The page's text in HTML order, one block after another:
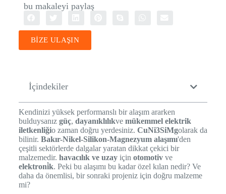
bu makaleyi paylaş
BİZE ULAŞIN
İçindekiler
Kendinizi yüksek performanslı bir alaşım ararken
bulduysanız güç, dayanıklılıkve mükemmel elektrik
iletkenliğio zaman doğru yerdesiniz. CuNi3SiMgolarak da
bilinir. Bakır-Nikel-Silikon-Magnezyum alaşımı'den
çeşitli sektörlerde dalgalar yaratan dikkat çekici bir
malzemedir. havacılık ve uzayiçin otomotivve
elektroni̇k. Peki bu alaşımı bu kadar özel kılan nedir? Ve
daha da önemlisi, bir sonraki projeniz için doğru malzeme
mi?